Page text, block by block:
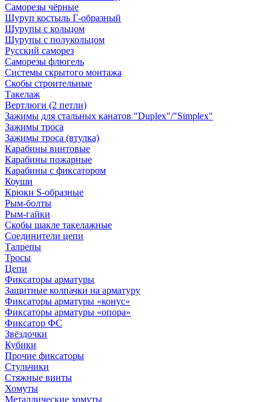
Саморезы чёрные
Шуруп костыль Г-образный
Шурупы с кольцом
Шурупы с полукольцом
Русский саморез
Саморезы флюгель
Системы скрытого монтажа
Скобы строительные
Такелаж
Вертлюги (2 петли)
Зажимы для стальных канатов "Duplex"/"Simplex"
Зажимы троса
Зажимы троса (втулка)
Карабины винтовые
Карабины пожарные
Карабины с фиксатором
Коуши
Крюки S-образные
Рым-болты
Рым-гайки
Скобы шакле такелажные
Соединители цепи
Талрепы
Тросы
Цепи
Фиксаторы арматуры
Защитные колпачки на арматуру
Фиксаторы арматуры «конус»
Фиксаторы арматуры «опора»
Фиксатор ФС
Звёздочки
Кубики
Прочие фиксаторы
Стульчики
Стяжные винты
Хомуты
Металлические хомуты